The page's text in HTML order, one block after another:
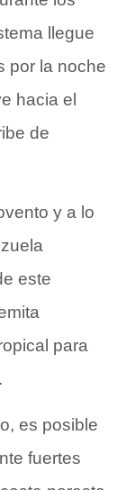
llegue
por la noche
hacia el
de
y a lo
este
para
es posible
fuertes